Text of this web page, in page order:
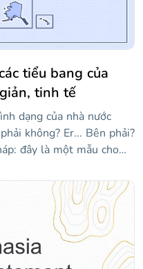
tiểu bang của
tinh tế
dạng của nhà nước
không? Er... Bên phải?
đây là một mẫu cho
Hoa Kỳ. Nó có nhiều bản
Vì chúng tôi đã sử dụng
êm dịu, nhẹ nhàng...
ở giữa lớp! Nếu bạn thấy
tra các trang trình bày